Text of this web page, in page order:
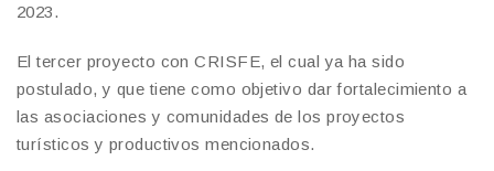
2023.
El tercer proyecto con CRISFE, el cual ya ha sido
postulado, y que tiene como objetivo dar fortalecimiento a
las asociaciones y comunidades de los proyectos
turísticos y productivos mencionados.